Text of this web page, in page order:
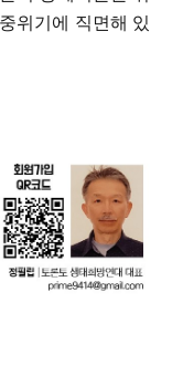
위기에 직면해 있